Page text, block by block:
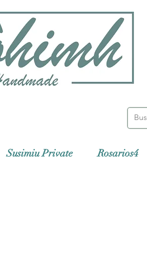
Susimiu Private Rosarios4